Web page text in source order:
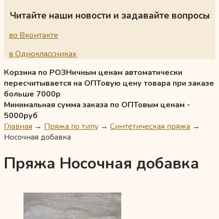
Читайте наши новости и задавайте вопросы
во Вконтакте
в Одноклассниках
Корзина по РОЗНичным ценам автоматически
пересчитывается на ОПТовую цену товара при заказе
больше 7000р
Минимальная сумма заказа по ОПТовым ценам -
5000руб
Главная → Пряжа по типу → Синтетическая пряжа →
Носочная добавка
Пряжа Носочная добавка